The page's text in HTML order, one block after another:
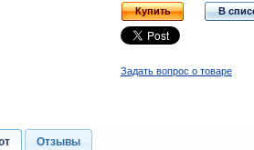
Купить В
Задать вопрос о товаре
Отзывы